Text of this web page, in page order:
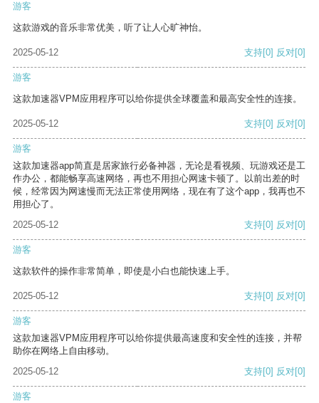
游客
这款游戏的音乐非常优美，听了让人心旷神怡。
2025-05-12 支持[0] 反对[0]
游客
这款加速器VPM应用程序可以给你提供全球覆盖和最高安全性的连接。
2025-05-12 支持[0] 反对[0]
游客
这款加速器app简直是居家旅行必备神器，无论是看视频、玩游戏还是工
作办公，都能畅享高速网络，再也不用担心网速卡顿了。以前出差的时
候，经常因为网速慢而无法正常使用网络，现在有了这个app，我再也不
用担心了。
2025-05-12
支持[0] 反对[0]
游客
这款软件的操作非常简单，即使是小白也能快速上手。
2025-05-12 支持[0] 反对[0]
游客
这款加速器VPM应用程序可以给你提供最高速度和安全性的连接，并帮
助你在网络上自由移动。
2025-05-12
支持[0] 反对[0]
游客